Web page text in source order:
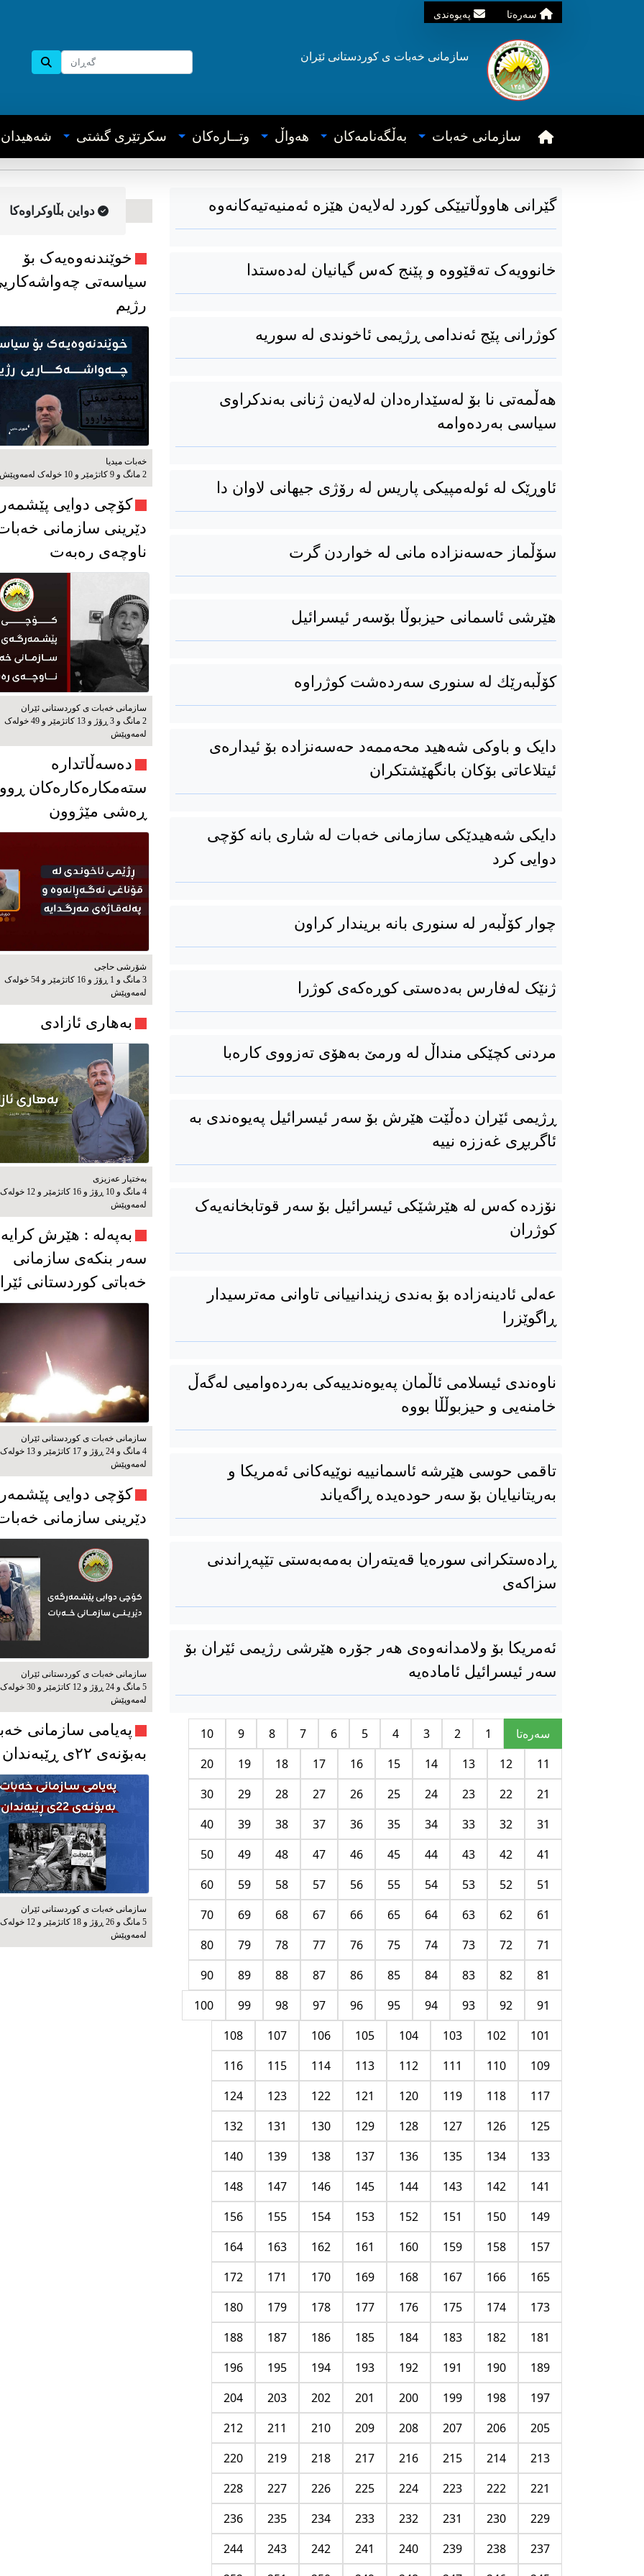
سه‌ره‌تا په‌یوه‌ندی
سازمانی خه‌بات ی کوردستانی ئێران
سازمانی خه‌بات به‌ڵگه‌نامه‌کان هه‌واڵ وتــاره‌کان سکرتێری گشتی شه‌هیدان
گێرانی هاووڵاتیێکی کورد لەلایەن هێزە ئەمنیەتیەکانەوە
خانوویەک تەقێووە و پێنج کەس گیانیان لەدەستدا
کوژرانی پێج ئەندامی ڕژیمی ئاخوندی لە سوریە
هەڵمەتی نا بۆ لەسێدارەدان لەلایەن ژنانی بەندکراوی
سیاسی بەردەوامە
ئاوڕێک لە ئولەمپیکی پاریس لە رۆژی جیهانی لاوان دا
سۆڵماز حەسەنزادە مانی لە خواردن گرت
هێرشی ئاسمانی حیزبوڵا بۆسەر ئیسرائیل
كۆڵبەرێك لە سنوری سەردەشت کوژراوە
دایک و باوکی شەهید محەممەد حەسەنزادە بۆ ئیدارەی
ئیتلاعاتی بۆكان بانگهێشتکران
دایکی شەهیدێکی سازمانی خەبات لە شاری بانە کۆچی
دوایی کرد
چوار کۆڵبەر لە سنوری بانە بریندار کراون
ژنێک لەفارس بەدەستی کوڕەکەی کوژرا
مردنی کچێکی منداڵ لە ورمێ بەهۆی تەزووی کارەبا
ڕژیمی ئێران دەڵێت هێرش بۆ سەر ئیسرائیل پەیوەندی بە
ئاگربڕی غەززە نییە
نۆزدە کەس لە هێرشێکی ئیسرائیل بۆ سەر قوتابخانەیەک
کوژران
عەلی ئادینەزادە بۆ بەندی زیندانییانی تاوانی مەترسیدار
ڕاگوێزرا
ناوەندی ئیسلامی ئاڵمان پەیوەندییەکی بەردەوامیی لەگەڵ
خامنەیی و حیزبوڵڵا بووە
تاقمی حوسی هێرشە ئاسمانییە نوێیەکانی ئەمریکا و
بەریتانیایان بۆ سەر حودەیدە ڕاگەیاند
ڕادەستکرانی سورەیا قەیتەران بەمەبەستی تێپەڕاندنی
سزاکەی
ئەمریکا بۆ ولامدانەوەی هەر جۆرە هێرشی رژیمی ئێران بۆ
سەر ئیسرائیل ئامادەیە
سه‌ره‌تا 1
2
3
4
5
6
7
8
9
10
11
12
13
14
15
16
17
18
19
20
21
22
23
24
25
26
27
28
29
30
31
32
33
34
35
36
37
38
39
40
41
42
43
44
45
46
47
48
49
50
51
52
53
54
55
56
57
58
59
60
61
62
63
64
65
66
67
68
69
70
71
72
73
74
75
76
77
78
79
80
81
82
83
84
85
86
87
88
89
90
91
92
93
94
95
96
97
98
99
100
101
102
103
104
105
106
107
108
109
110
111
112
113
114
115
116
117
118
119
120
121
122
123
124
125
126
127
128
129
130
131
132
133
134
135
136
137
138
139
140
141
142
143
144
145
146
147
148
149
150
151
152
153
154
155
156
157
158
159
160
161
162
163
164
165
166
167
168
169
170
171
172
173
174
175
176
177
178
179
180
181
182
183
184
185
186
187
188
189
190
191
192
193
194
195
196
197
198
199
200
201
202
203
204
205
206
207
208
209
210
211
212
213
214
215
216
217
218
219
220
221
222
223
224
225
226
227
228
229
230
231
232
233
234
235
236
237
238
239
240
241
242
243
244
دواین بڵاوکراوه‌کا
خوێندنەوەیەک بۆ
سیاسەتی
رژیم
خەبات میدیا
2 مانگ و 9 کاتژمێر و 10 خوله‌ک له‌مه‌وپێش‌
کۆچی دوایی
دێرینی سازمانی
ناوچەی رەبەت
سازمانی خەبات ی كوردستانی ئێران
2 مانگ و 3 ڕۆژ و 13 کاتژمێر و 49 خوله‌ک
له‌مه‌وپێش‌
دەسەڵاتدارە
ستەمکارەکارەکان ڕوو
ڕەشی مێژوون
شۆرشی حاجی
3 مانگ و 1 ڕۆژ و 16 کاتژمێر و 54 خوله‌ک
له‌مه‌وپێش‌
بەهاری ئازادی
بەختیار عەزیزی
4 مانگ و 10 ڕۆژ و 16 کاتژمێر و 12 خوله‌ک
له‌مه‌وپێش‌
به‌په‌له‌ : هێرش کرایە
سەر بنکەی سازمانی
خەباتی کوردستانی
سازمانی خەبات ی کوردستانی ئێران
4 مانگ و 24 ڕۆژ و 17 کاتژمێر و 13 خوله‌ک
له‌مه‌وپێش‌
کۆچی دوایی
دێرینی سازمانی
سازمانی خەبات ی كوردستانی ئێران
5 مانگ و 24 ڕۆژ و 12 کاتژمێر و 30 خوله‌ک
له‌مه‌وپێش‌
پەیامی سازمانی
بەبۆنەی ۲۲ی ڕێبەندان
سازمانی خەبات ی كوردستانی ئێران
5 مانگ و 26 ڕۆژ و 18 کاتژمێر و 12 خوله‌ک
له‌مه‌وپێش‌